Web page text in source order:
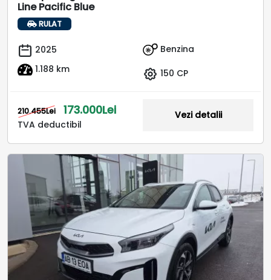
Line Pacific Blue
RULAT
2025
1.188 km
Benzina
150 CP
210.455Lei 173.000Lei
TVA deductibil
Vezi detalii